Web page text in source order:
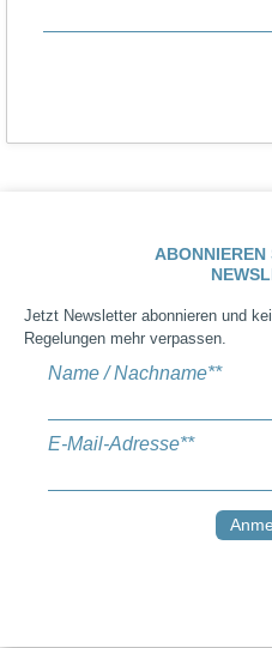
ABONNIEREN
Jetzt Newsletter abonnieren und
Regelungen mehr verpassen.
Name / Nachname**
E-Mail-Adresse**